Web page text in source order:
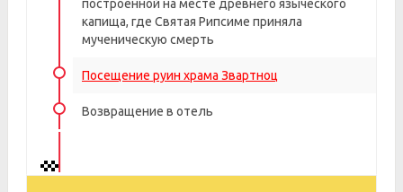
построенной на месте древнего языческого
капища, где Святая Рипсиме приняла
мученическую смерть
Посещение руин храма Звартноц
Возвращение в отель